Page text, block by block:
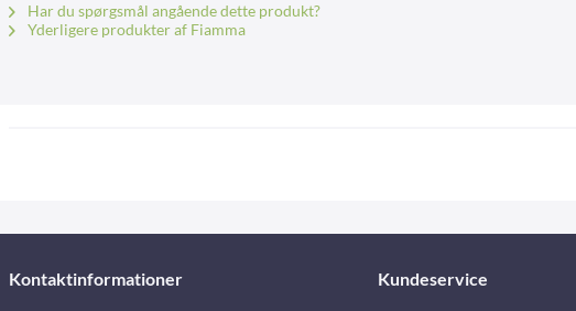
Har du spørgsmål angående dette produkt?
Yderligere produkter af Fiamma
Kontaktinformationer Kundeservice